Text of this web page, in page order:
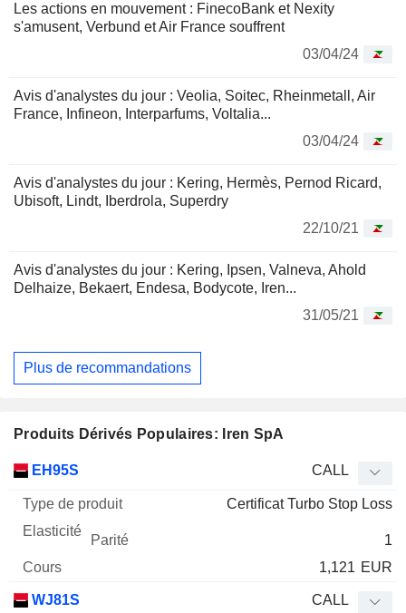
Les actions en mouvement : FinecoBank et Nexity
s'amusent, Verbund et Air France souffrent
03/04/24
Avis d'analystes du jour : Veolia, Soitec, Rheinmetall, Air
France, Infineon, Interparfums, Voltalia...
03/04/24
Avis d'analystes du jour : Kering, Hermès, Pernod Ricard,
Ubisoft, Lindt, Iberdrola, Superdry
22/10/21
Avis d'analystes du jour : Kering, Ipsen, Valneva, Ahold
Delhaize, Bekaert, Endesa, Bodycote, Iren...
31/05/21
Plus de recommandations
Produits Dérivés Populaires: Iren SpA
Mnemo Type produit
Parité Cours
EH95S CALL
Certificat Turbo Stop Loss
1
1,121 EUR
WJ81S CALL